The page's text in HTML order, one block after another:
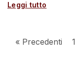
Leggi tutto
« Precedenti 1